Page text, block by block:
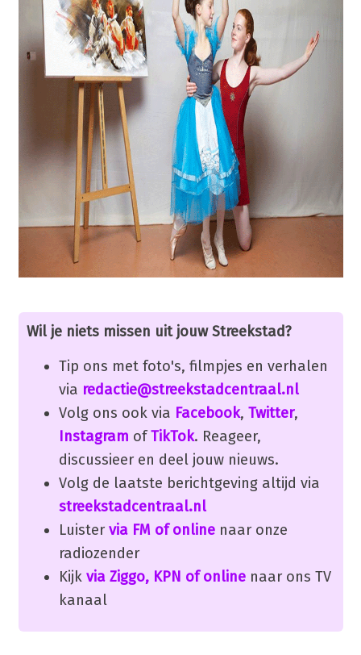
Wil je niets missen uit jouw Streekstad?
Tip ons met foto's, filmpjes en verhalen
via redactie@streekstadcentraal.nl
Volg ons ook via Facebook, Twitter,
Instagram ofTikTok. Reageer,
discussieer en deel jouw nieuws.
Volg de laatste berichtgeving altijd via
streekstadcentraal.nl
Luister via FM of onlinenaar onze
radiozender
Kijk via Ziggo, KPN of onlinenaar ons TV
kanaal